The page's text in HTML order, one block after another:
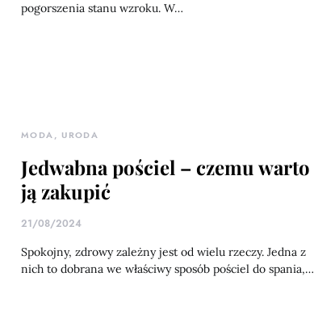
pogorszenia stanu wzroku. W…
MODA, URODA
Jedwabna pościel – czemu warto
ją zakupić
21/08/2024
Spokojny, zdrowy zależny jest od wielu rzeczy. Jedna z
nich to dobrana we właściwy sposób pościel do spania,…